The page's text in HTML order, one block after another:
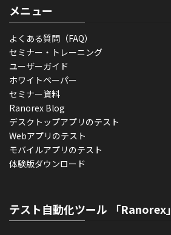
メニュー
よくある質問（FAQ）
セミナー・トレーニング
ユーザーガイド
ホワイトペーパー
セミナー資料
Ranorex Blog
デスクトップアプリのテスト
Webアプリのテスト
モバイルアプリのテスト
体験版ダウンロード
テスト自動化ツール 「Ranorex」